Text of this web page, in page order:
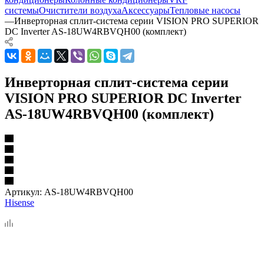
системыОчистители воздухаАксессуарыТепловые насосы
—Инверторная сплит-система серии VISION PRO SUPERIOR
DC Inverter AS-18UW4RBVQH00 (комплект)
Инверторная сплит-система серии
VISION PRO SUPERIOR DC Inverter
AS-18UW4RBVQH00 (комплект)
Артикул: AS-18UW4RBVQH00
Hisense